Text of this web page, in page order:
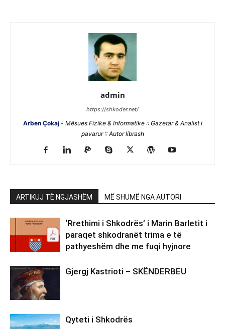
admin
https://shkoder.net/
Arben Çokaj- Mësues Fizike & Informatike :: Gazetar & Analist i
pavarur :: Autor librash
ARTIKUJ TË NGJASHËM MË SHUMË NGA AUTORI
‘Rrethimi i Shkodrës’ i Marin Barletit i
paraqet shkodranët trima e të
pathyeshëm dhe me fuqi hyjnore
Gjergj Kastrioti – SKËNDERBEU
Qyteti i Shkodrës